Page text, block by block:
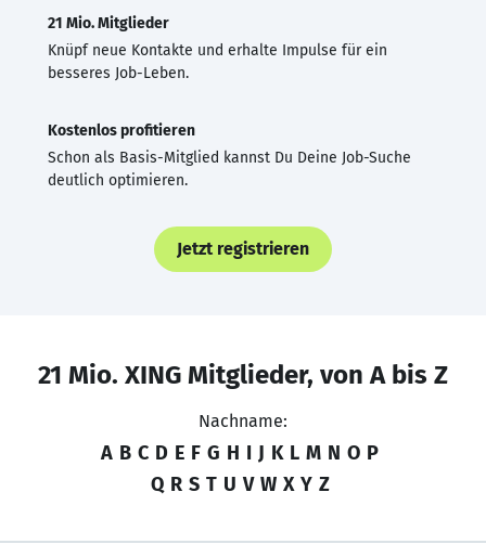
21 Mio. Mitglieder
Knüpf neue Kontakte und erhalte Impulse für ein
besseres Job-Leben.
Kostenlos profitieren
Schon als Basis-Mitglied kannst Du Deine Job-Suche
deutlich optimieren.
Jetzt registrieren
21 Mio. XING Mitglieder, von A bis Z
Nachname:
A B C D E F G H I J K L M N O P
Q R S T U V W X Y Z